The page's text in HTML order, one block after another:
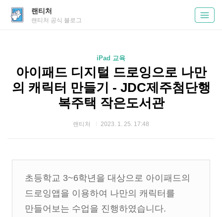
랜티처
랜티처 공식 블로그
iPad 교육
아이패드 디지털 드로잉으로 나만
의 캐릭터 만들기 - JDC제주첨단행
복주택 작은도서관
랜티처 2023. 1. 25. 17:48
초등학교 3~6학년을 대상으로 아이패드의
드로잉앱을 이용하여 나만의 캐릭터를
만들어보는 수업을 진행하였습니다.